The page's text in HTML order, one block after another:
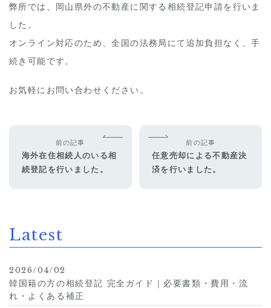
弊所では、岡山県外の不動産に関する相続登記申請を行いま
した。
オンライン対応のため、全国の法務局にて追加負担なく、手
続き可能です。
お気軽にお問い合わせください。
前の記事
海外在住相続人のいる相
続登記を行いました。
前の記事
任意売却による不動産決
済を行いました。
Latest
2026/04/02
韓国籍の方の相続登記 完全ガイド｜必要書類・費用・流
れ・よくある補正